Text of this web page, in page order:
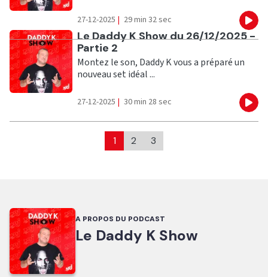
27-12-2025 | 29 min 32 sec
Ecouter
Le Daddy K Show du 26/12/2025 -
Partie 2
Montez le son, Daddy K vous a préparé un
nouveau set idéal ...
27-12-2025 | 30 min 28 sec
1 2 3
A PROPOS DU PODCAST
Le Daddy K Show